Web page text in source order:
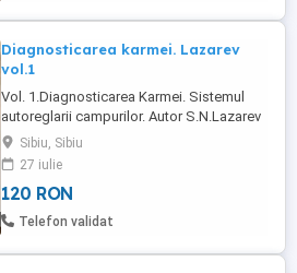
Diagnosticarea karmei. Lazarev
vol.1
Vol. 1.Diagnosticarea Karmei. Sistemul
autoreglarii campurilor. Autor S.N.Lazarev
200 pagini. In stare perfecta.
Sibiu, Sibiu
27 iulie
120 RON
Telefon validat